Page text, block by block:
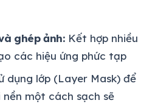
ghép ảnh:Kết hợp nhiều
các hiệu ứng phức tạp
dụng lớp (Layer Mask) để
một cách sạch sẽ